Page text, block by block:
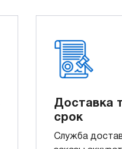
Доставка
срок
Служба